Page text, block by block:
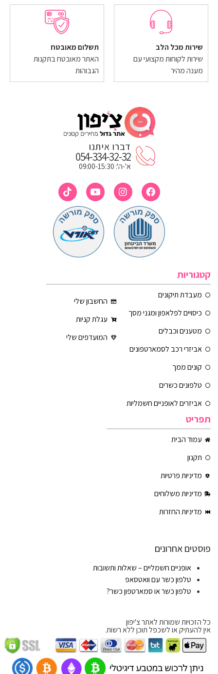
שירות מכל הלב
שירות לקוחות מקצועי עם
מענה מהיר
תשלום מאובטח
האתר מאובטח בתקנות
הגבוהות
דברו איתנו
054-334-32-32
א'-ה': 09:00-15:30
קטגוריות
מעבדת תיקונים
כיסויים לפלאפון ומגני מסך
מטענים וכבלים
אביזרי רכב לסמארטפונים
קונים ממך
טלפונים כשרים
אביזרים לאופניים חשמליות
החשבון שלי
עגלת קניות
המועדפים שלי
תפריט
עמוד הבית
תקנון
מדיניות פרטיות
מדיניות משלוחים
מדיניות החזרות
פוסטים אחרונים
אופניים חשמליים – שאלות ותשובות
טלפון כשר עם וואטסאפ
טלפון כשר או סמארטפון כשר?
כל הזכויות שמורות לאתר צ'יפון
אין להעתיק או לשכפל תוכן ללא רשות.